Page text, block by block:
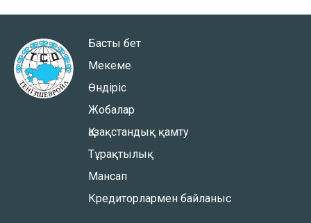
Басты бет
Мекеме
Өндіріс
Жобалар
Қазақстандық қамту
Тұрақтылық
Мансап
Кредиторлармен байланыс